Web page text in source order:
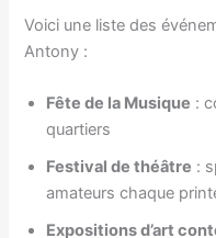
Voici une liste des
Antony :
Fête de la Musique :
quartiers
Festival de théâtre :
amateurs chaque
Expositions d’art